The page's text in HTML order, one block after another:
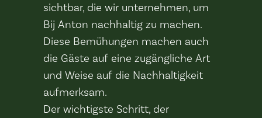
sichtbar, die wir unternehmen, um
Bij Anton nachhaltig zu machen.
Diese Bemühungen machen auch
die Gäste auf eine zugängliche Art
und Weise auf die Nachhaltigkeit
aufmerksam.
Der wichtigste Schritt, der